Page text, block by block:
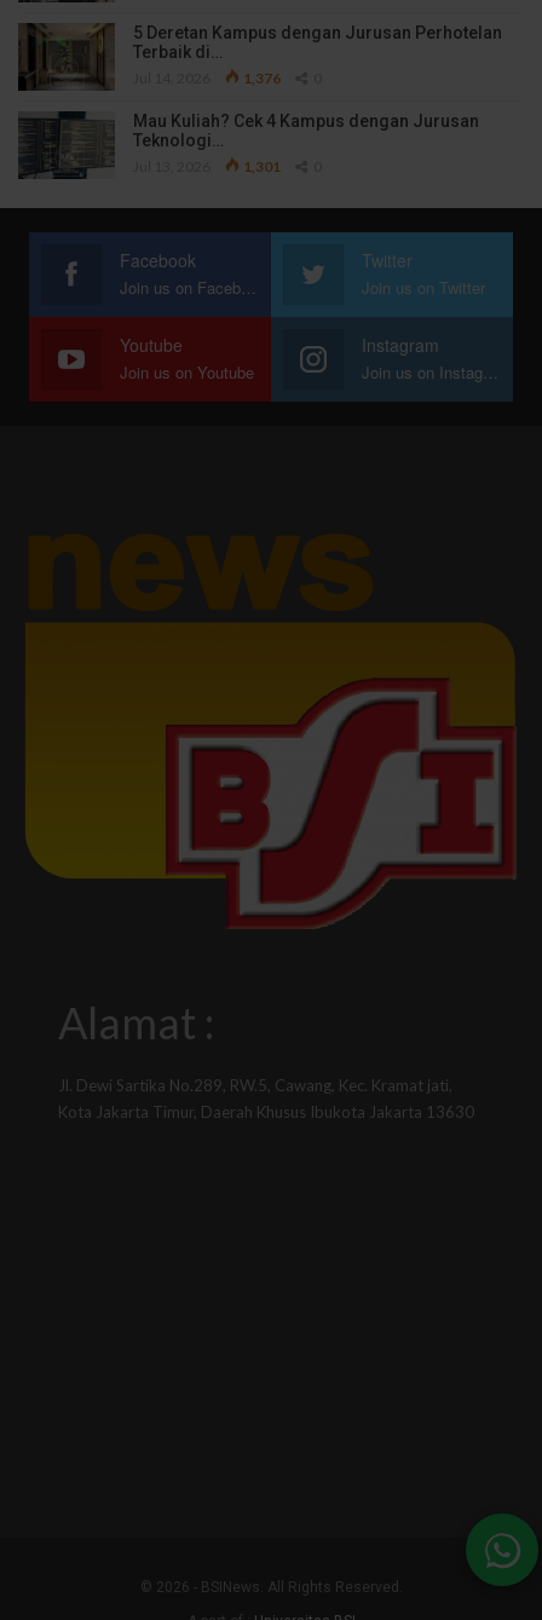
5 Deretan Kampus dengan Jurusan Perhotelan
Terbaik di…
1,376
Mau Kuliah? Cek 4 Kampus dengan Jurusan
Teknologi…
1,301
Facebook
Join us on Facebook
Twitter
Join us on Twitter
Youtube
Join us on Youtube
Instagram
Join us on Instagram
Alamat :
Jl. Dewi Sartika No.289, RW.5, Cawang, Kec. Kramat jati,
Kota Jakarta Timur, Daerah Khusus Ibukota Jakarta 13630
© 2026 - BSINews. All Rights Reserved.